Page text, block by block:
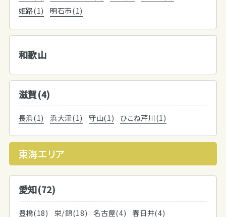
姫路(1)
明石市(1)
和歌山
滋賀(4)
長浜(1) 浜大津(1) 守山(1) ひこね芹川(1)
東海エリア
愛知(72)
豊橋(18) 栄/錦(18) 名古屋(4)
春日井(4)